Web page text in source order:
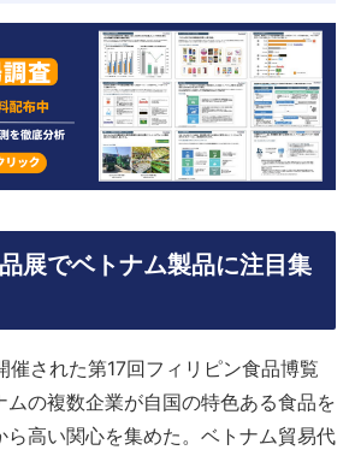
展でベトナム製品に注目集
された第17回フィリピン食品博覧
ムの複数企業が自国の特色ある食品を
ら高い関心を集めた。ベトナム貿易代